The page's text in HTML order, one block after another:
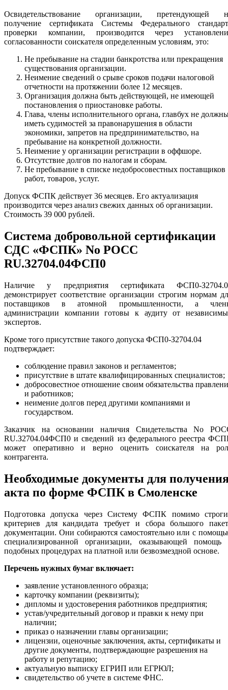
Освидетельствование организации, претендующей
получение сертификата Системы Федерального
проверки компании, производится через
согласованности соискателя определенным условиям, это:
Не пребывание на стадии банкротства или прекращения
существования организации.
Неимение сведений о срыве сроков подачи налоговой
отчетности на протяжении более 12 месяцев.
Организация должна быть действующей, не имеющей
постановления о приостановке работы.
Глава, члены исполнительного органа, главбух не
иметь судимостей за правонарушения в области
экономики, запретов на предпринимательство, на
пребывание на конкретной должности.
Неимение у организации регистрации в оффшоре.
Отсутствие долгов по налогам и сборам.
Не пребывание в списке недобросовестных поставщиков
работ, товаров, услуг.
Допуск ФСПК действует 36 месяцев. Его актуализация
производится через анализ свежих данных об организации.
Стоимость 39 000 рублей.
Система добровольной сертификации
СДС «ФСПК» No РОСС
RU.З2704.04ФСП0
Наличие у предприятия сертификата ФСП0-
демонстрирует соответствие организации строгим нормам
поставщиков в атомной промышленности, а
администрации компании готовы к аудиту от
экспертов.
Кроме того присутствие такого допуска ФСП0-З2704.04
подтверждает:
соблюдение правил законов и регламентов;
присутствие в штате квалифицированных специалистов;
добросовестное отношение своим обязательства
и работников;
неимение долгов перед другими компаниями и
государством.
Заказчик на основании наличия Свидетельства No
RU.З2704.04ФСП0 и сведений из федерального реестра
может оперативно и верно оценить соискателя на
контрагента.
Необходимые документы для
акта по форме ФСПК в Смоленске
Подготовка допуска через Систему ФСПК помимо
критериев для кандидата требует и сбора большого
документации. Они собираются самостоятельно или с
специализированной организации, оказывающей помощь
подобных процедурах на платной или безвозмездной основе.
Перечень нужных бумаг включает:
заявление установленного образца;
карточку компании (реквизиты);
дипломы и удостоверения работников предприятия;
устав/учредительный договор и правки к нему при
наличии;
приказ о назначении главы организации;
лицензии, оценочные заключения, акты, сертификаты и
другие документы, подтверждающие разрешения на
работу и репутацию;
актуальную выписку ЕГРИП или ЕГРЮЛ;
свидетельство об учете в системе ФНС.